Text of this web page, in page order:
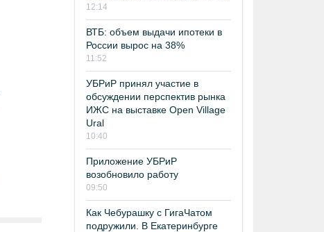
12:14
ВТБ: объем выдачи ипотеки в
России вырос на 38%
11:52
УБРиР принял участие в
обсуждении перспектив рынка
ИЖС на выставке Open Village
Ural
10:40
Приложение УБРиР
возобновило работу
09:50
Как Чебурашку с ГигаЧатом
подружили. В Екатеринбурге